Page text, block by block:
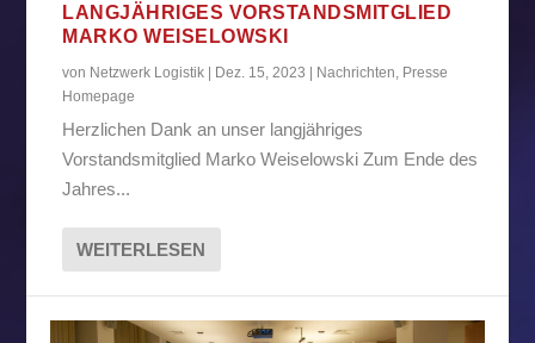
LANGJÄHRIGES VORSTANDSMITGLIED
MARKO WEISELOWSKI
von Netzwerk Logistik Dez. 15, 2023 Nachrichten, Presse
Homepage
Herzlichen Dank an unser langjähriges
Vorstandsmitglied Marko Weiselowski Zum Ende des
Jahres...
WEITERLESEN